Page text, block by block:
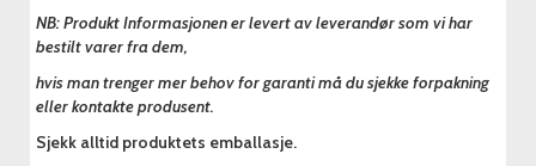
NB: Produkt Informasjonen er levert av leverandør som vi har
bestilt varer fra dem,
hvis man trenger mer behov for garanti må du sjekke forpakning
eller kontakte produsent.
Sjekk alltid produktets emballasje.